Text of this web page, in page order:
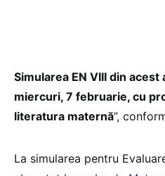
Simularea EN VIII din
miercuri, 7 februarie, cu
literatura maternă”,
La simularea pentru